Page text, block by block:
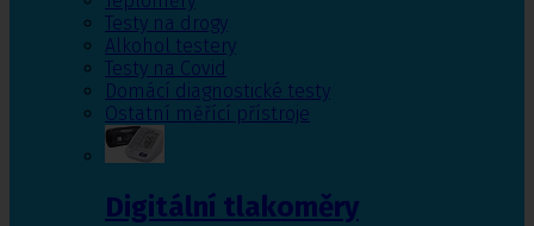
Testy na drogy
Alkohol testery
Testy na Covid
Domácí diagnostické testy
Ostatní měřící přístroje
Digitální tlakoměry